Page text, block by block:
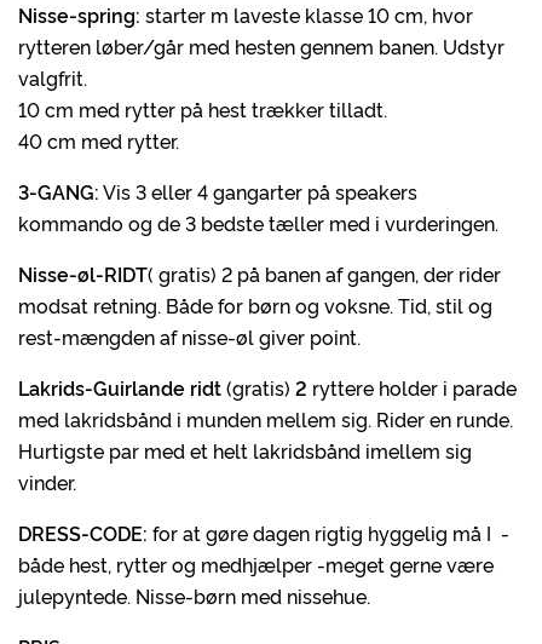
Nisse-spring: starter m laveste klasse 10 cm, hvor
rytteren løber/går med hesten gennem banen. Udstyr
valgfrit.
10 cm med rytter på hest trækker tilladt.
40 cm med rytter.
3-GANG:Vis 3 eller 4 gangarter på speakers
kommando og de 3 bedste tæller med i vurderingen.
Nisse-øl-RIDT( gratis) 2 på banen af gangen, der rider
modsat retning. Både for børn og voksne. Tid, stil og
rest-mængden af nisse-øl giver point.
Lakrids-Guirlande ridt(gratis) 2 ryttere holder i parade
med lakridsbånd i munden mellem sig. Rider en runde.
Hurtigste par med et helt lakridsbånd imellem sig
vinder.
DRESS-CODE: for at gøre dagen rigtig hyggelig må I -
både hest, rytter og medhjælper -meget gerne være
julepyntede. Nisse-børn med nissehue.